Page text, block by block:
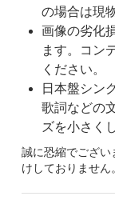
の場合は現
画像の劣化
ます。コン
ください。
日本盤シン
歌詞などの
ズを小さく
誠に恐縮でござい
けしておりません